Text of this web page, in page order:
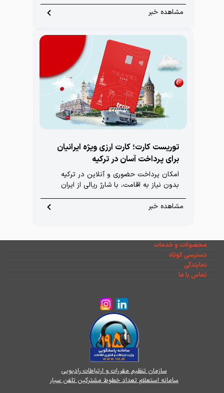
مشاهده خبر
توریست کارت؛ کارت ارزی ویژه ایرانیان
برای پرداخت آسان در ترکیه
امکان پرداخت حضوری و آنلاین در ترکیه
بدون نیاز به اقامت، با شارژ ریالی از ایران
مشاهده خبر
محصولات و خدمات
دسترسی کوتاه
نمایندگی
تماس با ما
سازمان تنظیم مقررات و ارتباطات رادیویی
سامانه استعلام تعداد خطوط مشترکین تلفن سیار